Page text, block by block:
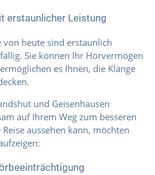
erstaunlicher Leistung
heute sind erstaunlich
Sie können Ihr Hörvermögen
es Ihnen, die Klänge
und Geisenhausen
auf Ihrem Weg zum besseren
aussehen kann, möchten